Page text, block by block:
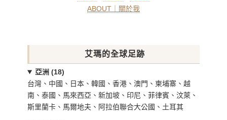
ABOUT｜關於我
艾瑪的全球足跡
亞洲 (18)
台灣、中國、日本、韓國、香港、澳門、柬埔寨、越
南、泰國、馬來西亞、新加坡、印尼、菲律賓、汶萊、
斯里蘭卡、馬爾地夫、阿拉伯聯合大公國、土耳其